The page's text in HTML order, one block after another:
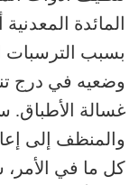
المائدة
بسبب الترسبات
وضعيه في درج
غسالة الأطباق.
والمنظف إلى
كل ما في الأمر،